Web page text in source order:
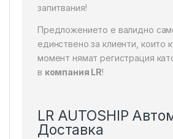
запитвания!
Предложението е валидно
единствено за клиенти, които
момент нямат регистрация
в компания LR!
LR AUTOSHIP
Доставка